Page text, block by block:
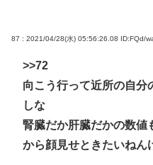
87 : 2021/04/28(水) 05:56:26.08 ID:FQd/
>>72
向こう行って近所の自分
しな
腎臓だか肝臓だかの数値
から顔見せときたいねん